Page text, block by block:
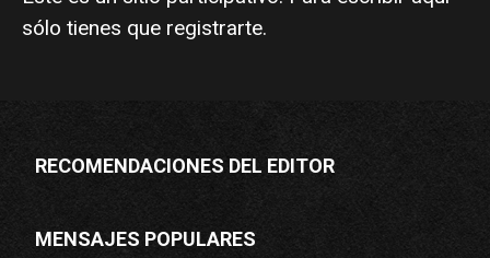
sólo tienes que registrarte.
RECOMENDACIONES DEL EDITOR
MENSAJES POPULARES